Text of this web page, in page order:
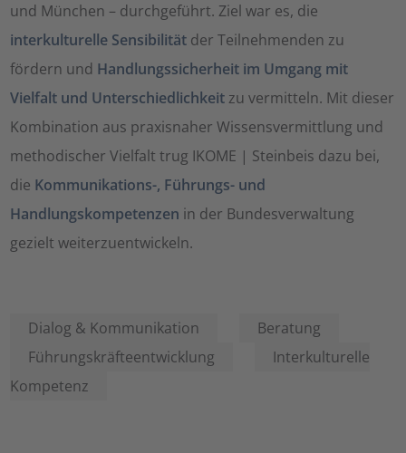
und München – durchgeführt. Ziel war es, die
interkulturelle Sensibilität der Teilnehmenden zu
fördern und Handlungssicherheit im Umgang mit
Vielfalt und Unterschiedlichkeit zu vermitteln. Mit dieser
Kombination aus praxisnaher Wissensvermittlung und
methodischer Vielfalt trug IKOME | Steinbeis dazu bei,
die Kommunikations-, Führungs- und
Handlungskompetenzen in der Bundesverwaltung
gezielt weiterzuentwickeln.
Dialog & Kommunikation
Beratung
Führungskräfteentwicklung
Interkulturelle
Kompetenz